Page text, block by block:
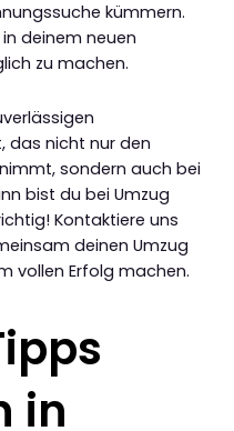
kümmern.
deinem neuen
zu machen.
das nicht nur den
sondern auch bei
bist du bei Umzug
Kontaktiere uns
deinen Umzug
vollen Erfolg machen.
in